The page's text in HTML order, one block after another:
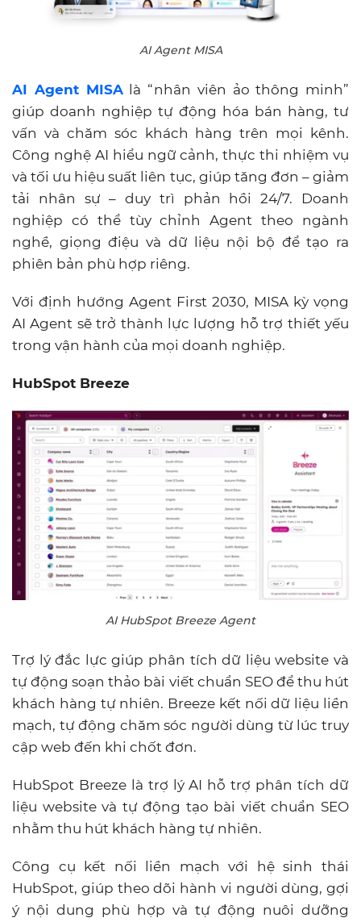
AI Agent MISA
AI Agent MISAlà “nhân viên ảo thông minh”
giúp doanh nghiệp tự động hóa bán hàng, tư
vấn và chăm sóc khách hàng trên mọi kênh.
Công nghệ AI hiểu ngữ cảnh, thực thi nhiệm vụ
và tối ưu hiệu suất liên tục, giúp tăng đơn – giảm
tải nhân sự – duy trì phản hồi 24/7. Doanh
nghiệp có thể tùy chỉnh Agent theo ngành
nghề, giọng điệu và dữ liệu nội bộ để tạo ra
phiên bản phù hợp riêng.
Với định hướng Agent First 2030, MISA kỳ vọng
AI Agent sẽ trở thành lực lượng hỗ trợ thiết yếu
trong vận hành của mọi doanh nghiệp.
HubSpot Breeze
AI HubSpot Breeze Agent
Trợ lý đắc lực giúp phân tích dữ liệu website và
tự động soạn thảo bài viết chuẩn SEO để thu hút
khách hàng tự nhiên. Breeze kết nối dữ liệu liền
mạch, tự động chăm sóc người dùng từ lúc truy
cập web đến khi chốt đơn.
HubSpot Breeze là trợ lý AI hỗ trợ phân tích dữ
liệu website và tự động tạo bài viết chuẩn SEO
nhằm thu hút khách hàng tự nhiên.
Công cụ kết nối liền mạch với hệ sinh thái
HubSpot, giúp theo dõi hành vi người dùng, gợi
ý nội dung phù hợp và tự động nuôi dưỡng